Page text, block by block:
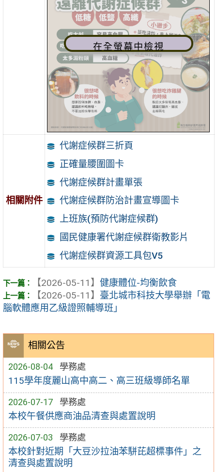
相關公告
2026-08-04 學務處
115學年度麗山高中高二、高三班級導師名單
2026-07-17 學務處
本校午餐供應商油品清查與處置說明
2026-07-03 學務處
本校針對近期「大豆沙拉油苯駢芘超標事件」之
清查與處置說明
在全螢幕中檢視
相關附件
代謝症候群三折頁
正確量腰圍圖卡
代謝症候群計畫單張
代謝症候群防治計畫宣導圖卡
上班族(預防代謝症候群)
國民健康署代謝症候群衛教影片
代謝症候群資源工具包V5
【2026-05-11】 健康體位-均衡飲食
【2026-05-11】 臺北城市科技大學舉辦「電
腦軟體應用乙級證照輔導班」